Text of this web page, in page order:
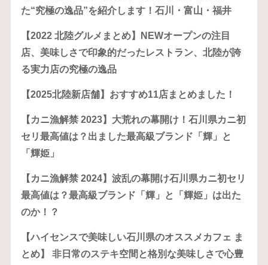
た“究極の逸品”を紹介します！石川・富山・福井
【2022 北陸グルメまとめ】NEWオープンの注目
店、美味しさで印象的だったレストラン、北陸が誇
る実力店の究極の逸品
【2025北陸新店舗】おすすめ11店まとめました！
【カニ漁解禁 2023】大荒れの幕開け！石川県カニ初
セリ最高値は？出ました最高級ブランド「輝」と
「輝姫」
【カニ漁解禁 2024】波乱の幕開け石川県カニ初セリ
最高値は？最高級ブランド「輝」と「輝姫」は出た
のか！？
【ハイセンスで美味しい石川県のオススメカフェ ま
とめ】 非日常のステキ空間と格別な美味しさで心豊